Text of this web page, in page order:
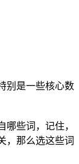
别是一些核心数
些词，记住，
，那么选这些词